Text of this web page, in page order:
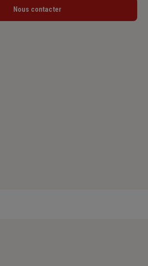
Lundi : 10h – 12h30 / 13h30 – 17h
Nous contacter